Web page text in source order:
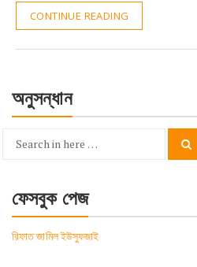
CONTINUE READING
অনুসন্ধান
Search
ফেসবুক পেজ
রিফাত জামিল ইউসুফজাই